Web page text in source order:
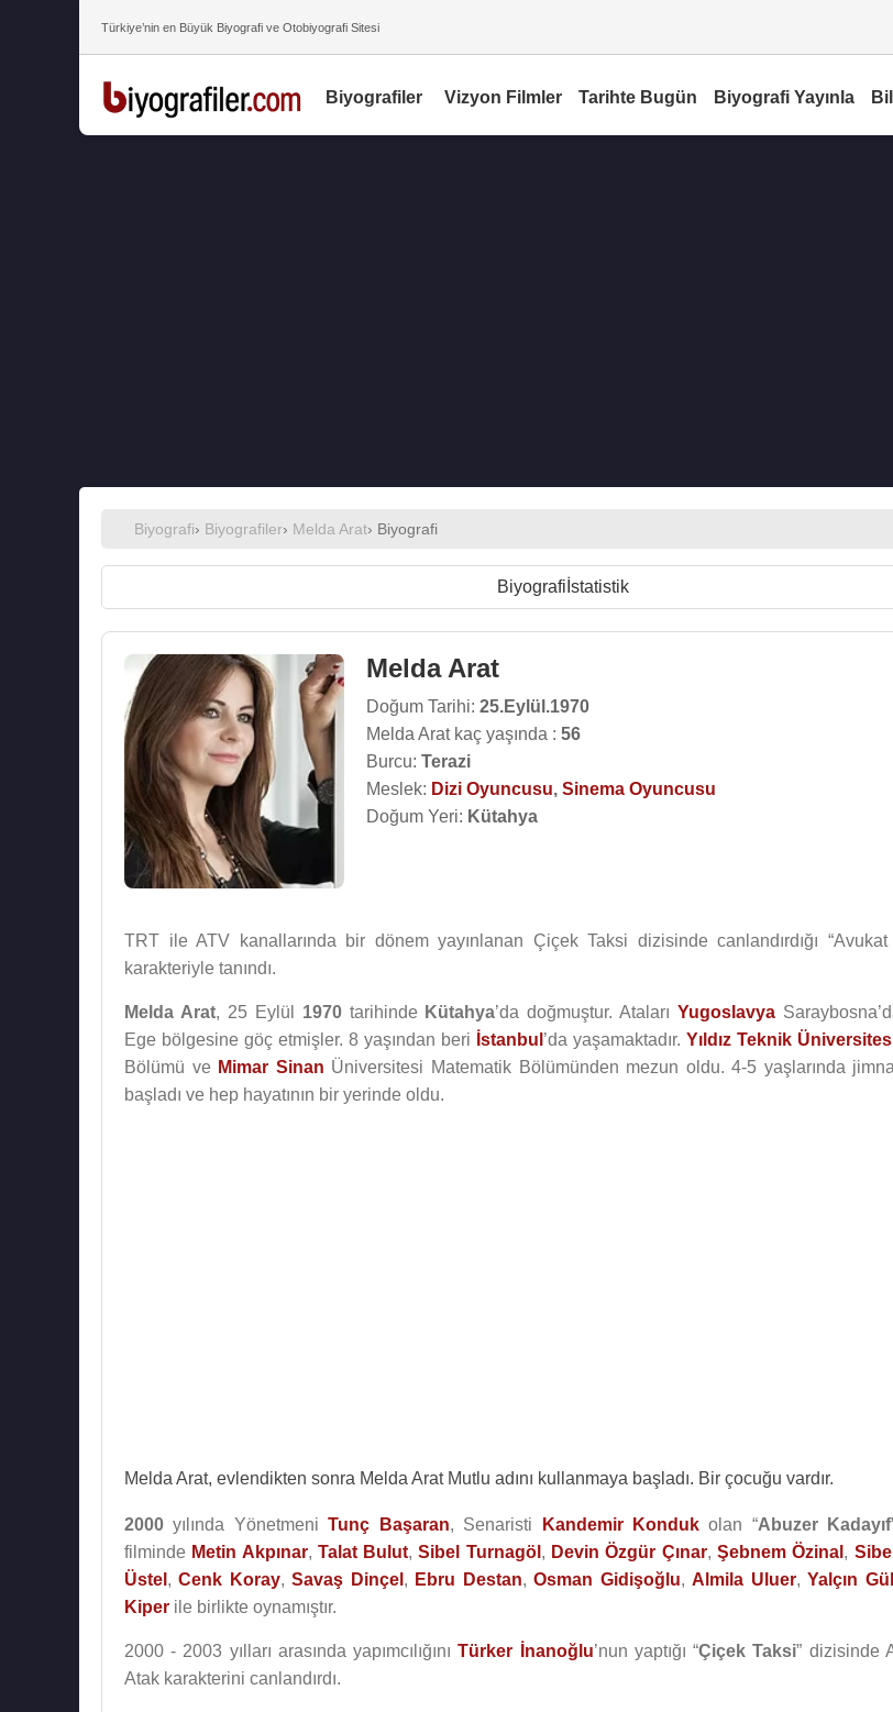
Türkiye’nin en Büyük Biyografi ve Otobiyografi Sitesi
Biyografiler Vizyon Filmler Tarihte Bugün Biyografi Yayınla
Biyografi› Biyografiler› Melda Arat› Biyografi
Biyografi İstatistik
Melda Arat
Doğum Tarihi: 25.Eylül.1970
Melda Arat kaç yaşında : 56
Burcu: Terazi
Meslek: Dizi Oyuncusu, Sinema Oyuncusu
Doğum Yeri: Kütahya
TRT ile ATV kanallarında bir dönem yayınlanan Çiçek Taksi dizisinde canlandırdığı
karakteriyle tanındı.
Melda Arat, 25 Eylül 1970tarihinde Kütahya’da doğmuştur. AtalarıYugoslavya
Ege bölgesine göç etmişler. 8 yaşından beri İstanbul ’da yaşamaktadır. Yıldız Teknik
Bölümü ve Mimar Sinan Üniversitesi Matematik Bölümünden mezun oldu. 4-5 yaşlarında
başladı ve hep hayatının bir yerinde oldu.
Melda Arat, evlendikten sonra Melda Arat Mutlu adını kullanmaya başladı. Bir çocuğu vardır.
2000 yılında YönetmeniTunç Başaran, Senaristi Kandemir Kondukolan “Abuzer Kadayıf
filminde Metin Akpınar, Talat Bulut,Sibel Turnagöl , Devin Özgür Çınar, Şebnem Özinal ,
Üstel ,Cenk Koray,Savaş Dinçel , Ebru Destan,Osman Gidişoğlu,Almila Uluer,Yalçın
Kiper ile birlikte oynamıştır.
2000 - 2003 yılları arasında yapımcılığınıTürker İnanoğlu’nun yaptığı “Çiçek Taksi” dizisinde
Atak karakterini canlandırdı.